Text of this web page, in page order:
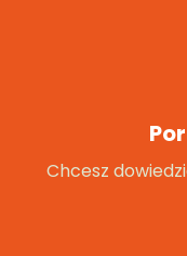
Chcesz